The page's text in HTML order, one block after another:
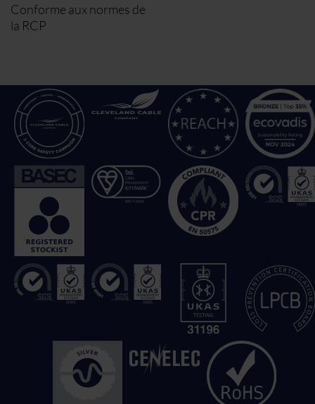
Conforme aux normes de
la RCP